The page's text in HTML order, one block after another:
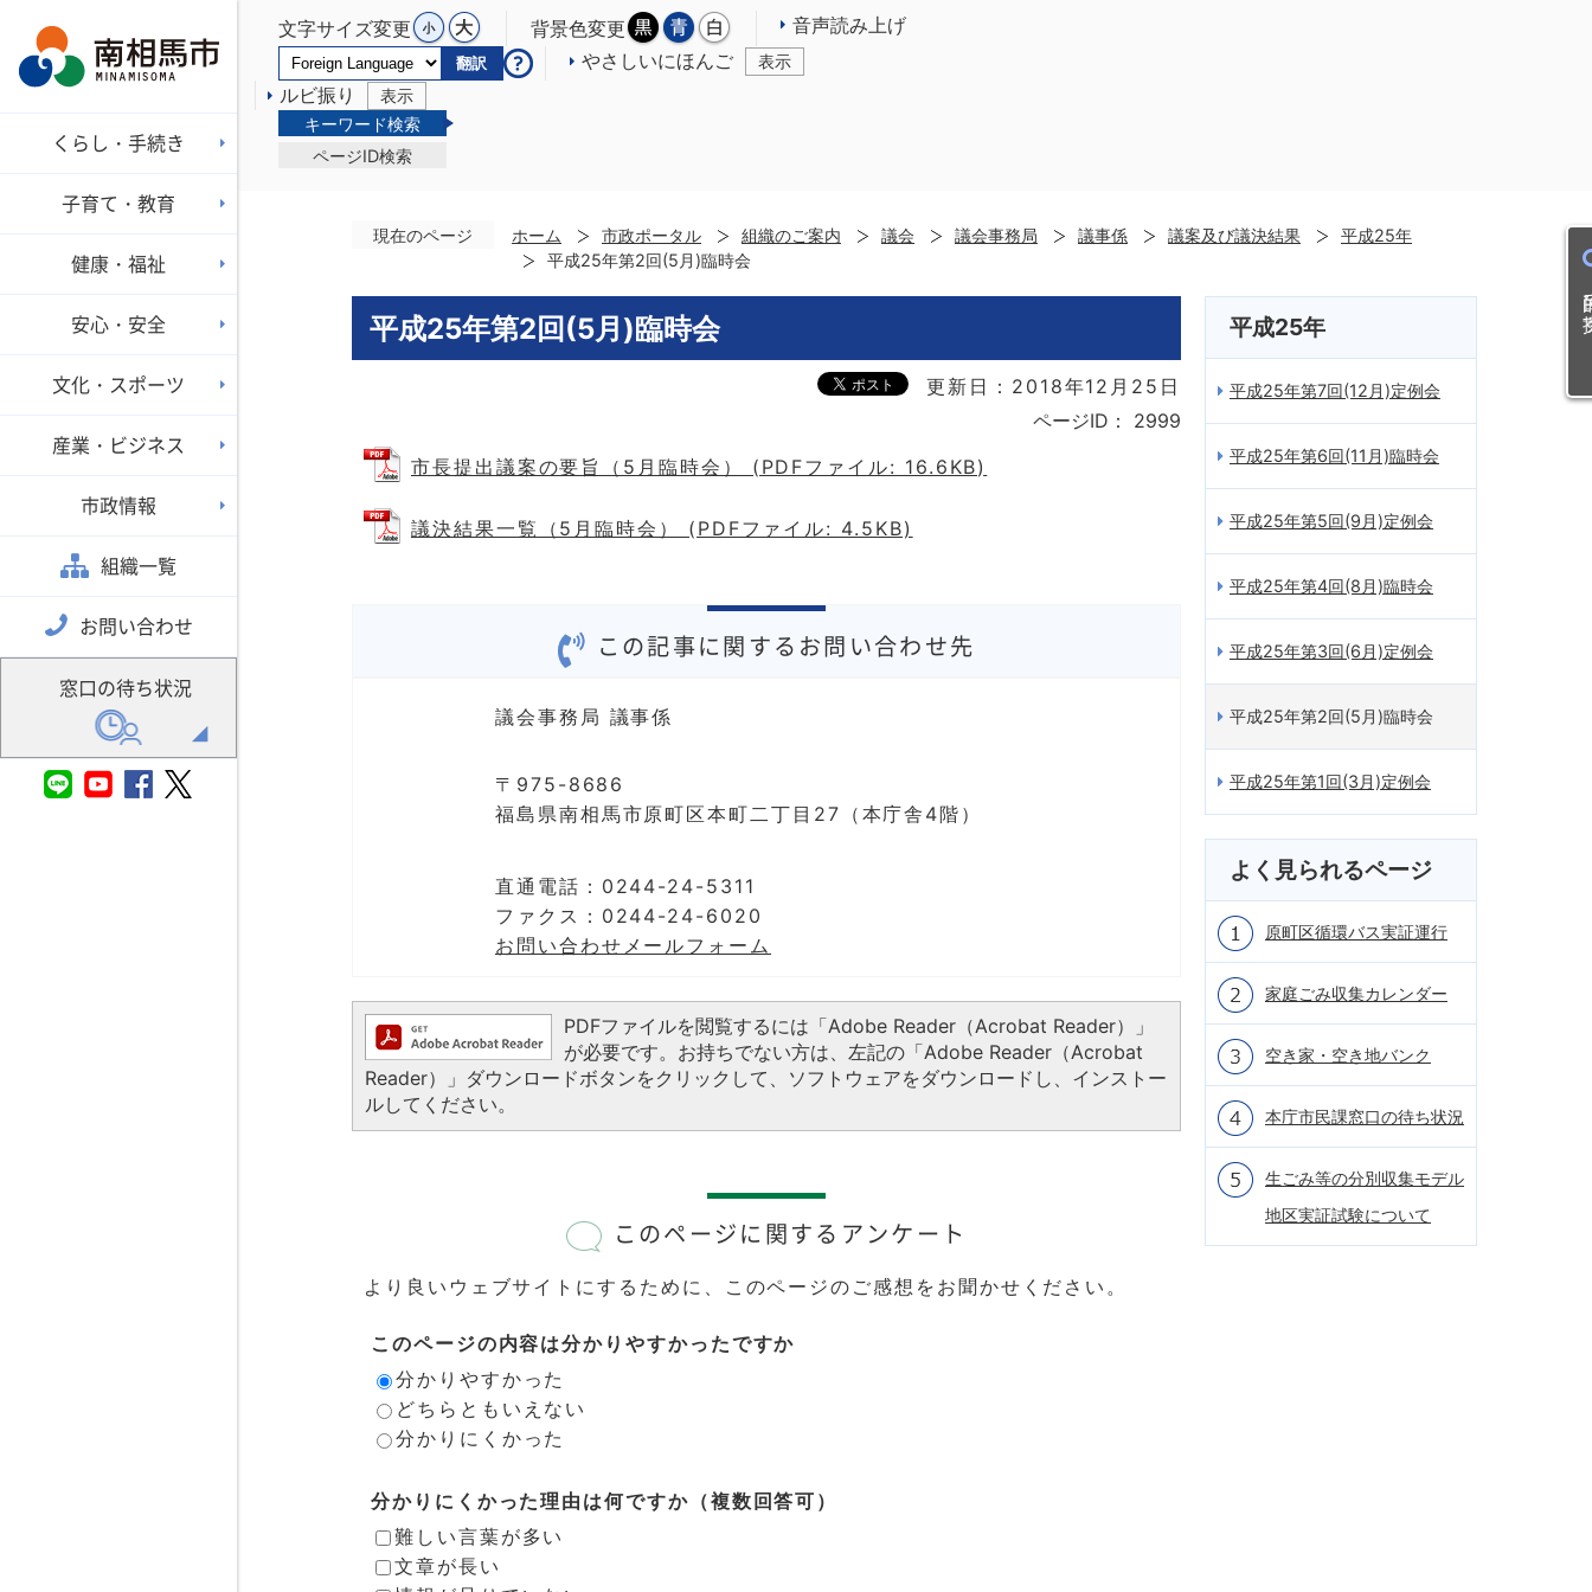
文字サイズ変更 背景色変更 音声読み上げ
翻訳 やさしいにほんご 表示
ルビ振り
表示
キーワード検索
ページID検索
くらし・手続き
子育て・教育
健康・福祉
安心・安全
文化・スポーツ
産業・ビジネス
市政情報
組織一覧
お問い合わせ
窓口の待ち状況
目
現在のページ ホーム 市政ポータル 組織のご案内 議会 議会事務局 議事係 議案及び議決結果
平成25年
平成25年第2回(5月)臨時会
平成25年第2回(5月)臨時会
更新日：2018年12月25日
ページID：
2999
市長提出議案の要旨（5月臨時会） (PDFファイル: 16.6KB)
議決結果一覧（5月臨時会） (PDFファイル: 4.5KB)
この記事に関するお問い合わせ先
議会事務局 議事係
〒975-8686
福島県南相馬市原町区本町二丁目27（本庁舎4階）
直通電話：0244-24-5311
ファクス：0244-24-6020
お問い合わせメールフォーム
PDFファイルを閲覧するには「Adobe Reader（Acrobat Reader）」
が必要です。お持ちでない方は、左記の「Adobe Reader（Acrobat
Reader）」ダウンロードボタンをクリックして、ソフトウェアをダウンロードし、インストー
ルしてください。
このページに関するアンケート
より良いウェブサイトにするために、このページのご感想をお聞かせください。
このページの内容は分かりやすかったですか
分かりやすかった
どちらともいえない
分かりにくかった
分かりにくかった理由は何ですか（複数回答可）
難しい言葉が多い
文章が長い
平成25年
平成25年第7回(12月)定例会
平成25年第6回(11月)臨時会
平成25年第5回(9月)定例会
平成25年第4回(8月)臨時会
平成25年第3回(6月)定例会
平成25年第2回(5月)臨時会
平成25年第1回(3月)定例会
よく見られるページ
原町区循環バス実証運行
家庭ごみ収集カレンダー
空き家・空き地バンク
本庁市民課窓口の待ち状況
生ごみ等の分別収集モデル
地区実証試験について